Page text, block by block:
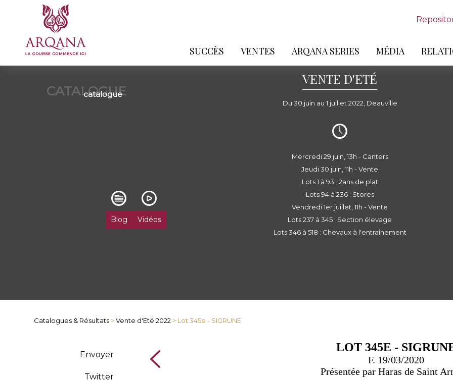
SUCCÈS VENTES ARQANA SERIES MÉDIA
CATALOGUE
catalogue
VENTE D'ETÉ
Du 30 juin au 1 juillet 2022, Deauville
Blog Vidéos
Mercredi 29 juin, 13h - Canters
Jeudi 30 juin, 11h - Vente
Lots 1 à 93 : 2ans de plat
Lots 94 à 236 : Stores
Vendredi 1er juillet, 11h - Vente
Lots 237 à 345 : Section élevage
Lots 346 à 518 : Chevaux à l'entraînement
Catalogues & Résultats >Vente d'Eté 2022 > Lot 345e - SIGRUNE
Envoyer
Twitter
LOT 345E -
F. 19/03/2020
Présentée par Haras de Saint